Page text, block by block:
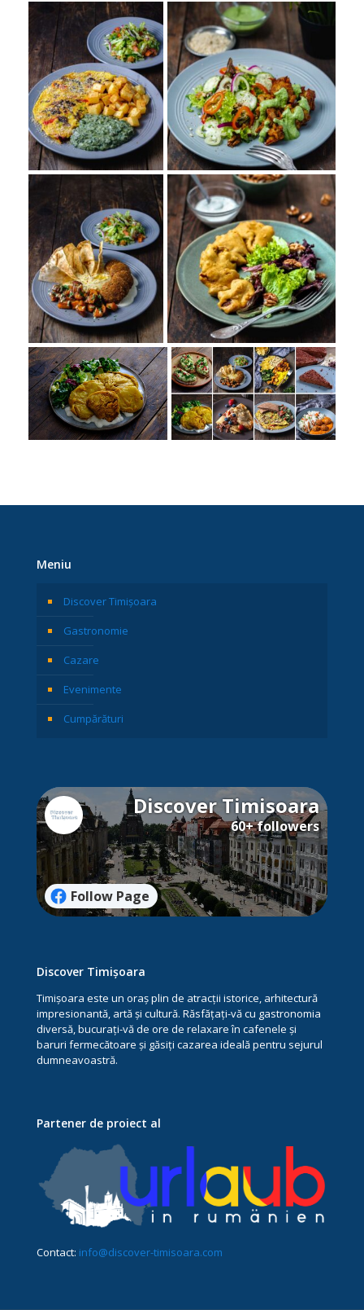
Meniu
Discover Timișoara
Gastronomie
Cazare
Evenimente
Cumpărături
Discover Timisoara
60+ followers
Follow Page
Discover Timișoara
Timișoara este un oraș plin de atracții istorice, arhitectură
impresionantă, artă și cultură. Răsfățați-vă cu gastronomia
diversă, bucurați-vă de ore de relaxare în cafenele și
baruri fermecătoare și găsiți cazarea ideală pentru sejurul
dumneavoastră.
Partener de proiect al
Contact: info@discover-timisoara.com